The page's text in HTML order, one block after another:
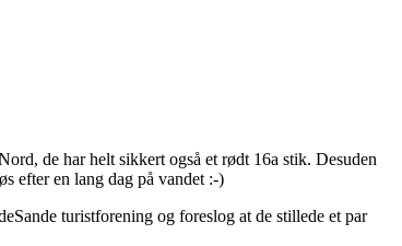
de har helt sikkert også et rødt 16a stik. Desuden
efter en lang dag på vandet :-)
turistforening og foreslog at de stillede et par